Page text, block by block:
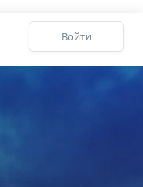
Войти